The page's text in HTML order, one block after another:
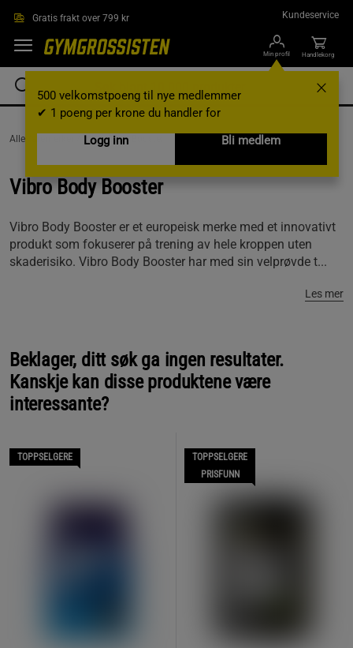
Gratis frakt over 799 kr Kundeservice
Min profil
500 velkomstpoeng til nye medlemmer
✔ 1 poeng per krone du handler for
Logg inn
Bli medlem
Handlekorg
AlleVaremerker / Vibro Body Booster
Vibro Body Booster
Vibro Body Booster er et europeisk merke med et innovativt
produkt som fokuserer på trening av hele kroppen uten
skaderisiko. Vibro Body Booster har med sin velprøvde t...
Les mer
Beklager, ditt søk ga ingen resultater.
Kanskje kan disse produktene være
interessante?
TOPPSELGERE
TOPPSELGERE
PRISFUNN